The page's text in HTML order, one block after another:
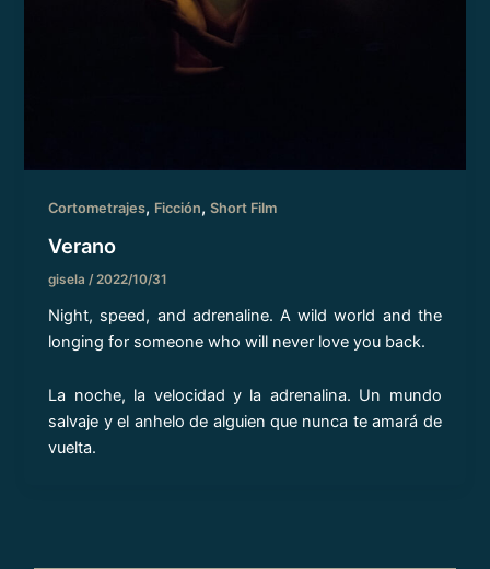
Cortometrajes, Ficción,Short Film
Verano
gisela/2022/10/31
Night, speed, and adrenaline. A wild world and the
longing for someone who will never love you back.
La noche, la velocidad y la adrenalina. Un mundo
salvaje y el anhelo de alguien que nunca te amará de
vuelta.